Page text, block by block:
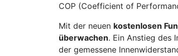
COP (Coefficient of
Mit der neuen kostenlosen
überwachen. Ein Anstieg des
der gemessene